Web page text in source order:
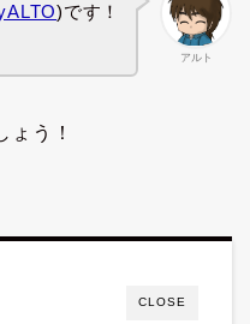
アルト
)です！
ょう！
CLOSE